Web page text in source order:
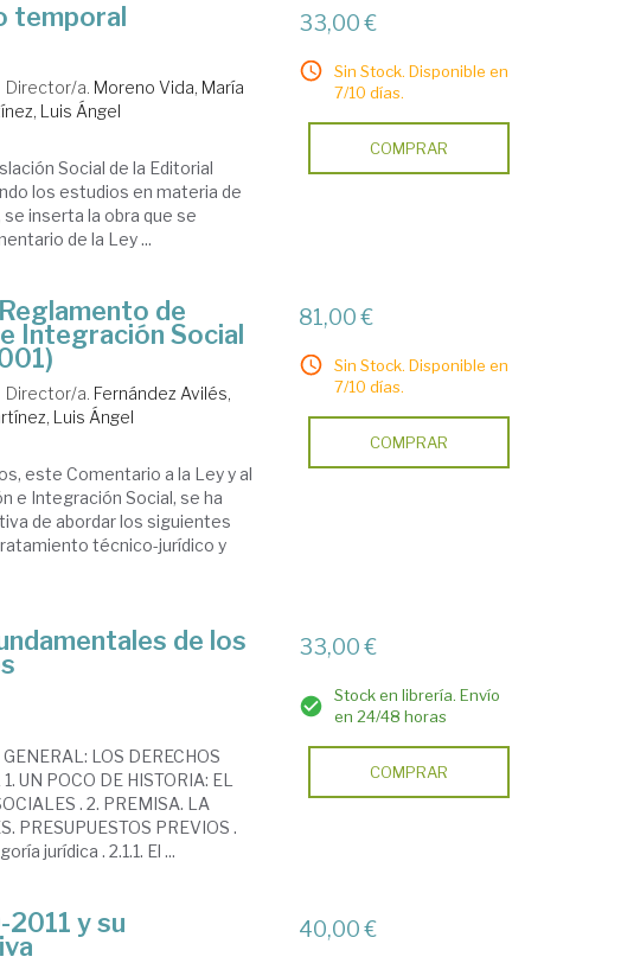
temporal
Director/a. Moreno Vida, María
Luis Ángel
Social de la Editorial
los estudios en materia de
inserta la obra que se
de la Ley ...
33,00 €
Sin Stock. Disponible en
7/10 días.
COMPRAR
de
Integración Social
Director/a. Fernández Avilés,
Luis Ángel
este Comentario a la Ley y al
e Integración Social, se ha
de abordar los siguientes
técnico-jurídico y
81,00 €
Sin Stock. Disponible en
7/10 días.
COMPRAR
de los
LOS DERECHOS
UN POCO DE HISTORIA: EL
. 2. PREMISA. LA
PRESUPUESTOS PREVIOS .
jurídica . 2.1.1. El ...
33,00 €
Stock en librería. Envío
en 24/48 horas
COMPRAR
y su 40,00 €